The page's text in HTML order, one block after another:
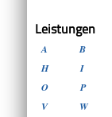
Leistungen
A B
H
I
O
P
V
W